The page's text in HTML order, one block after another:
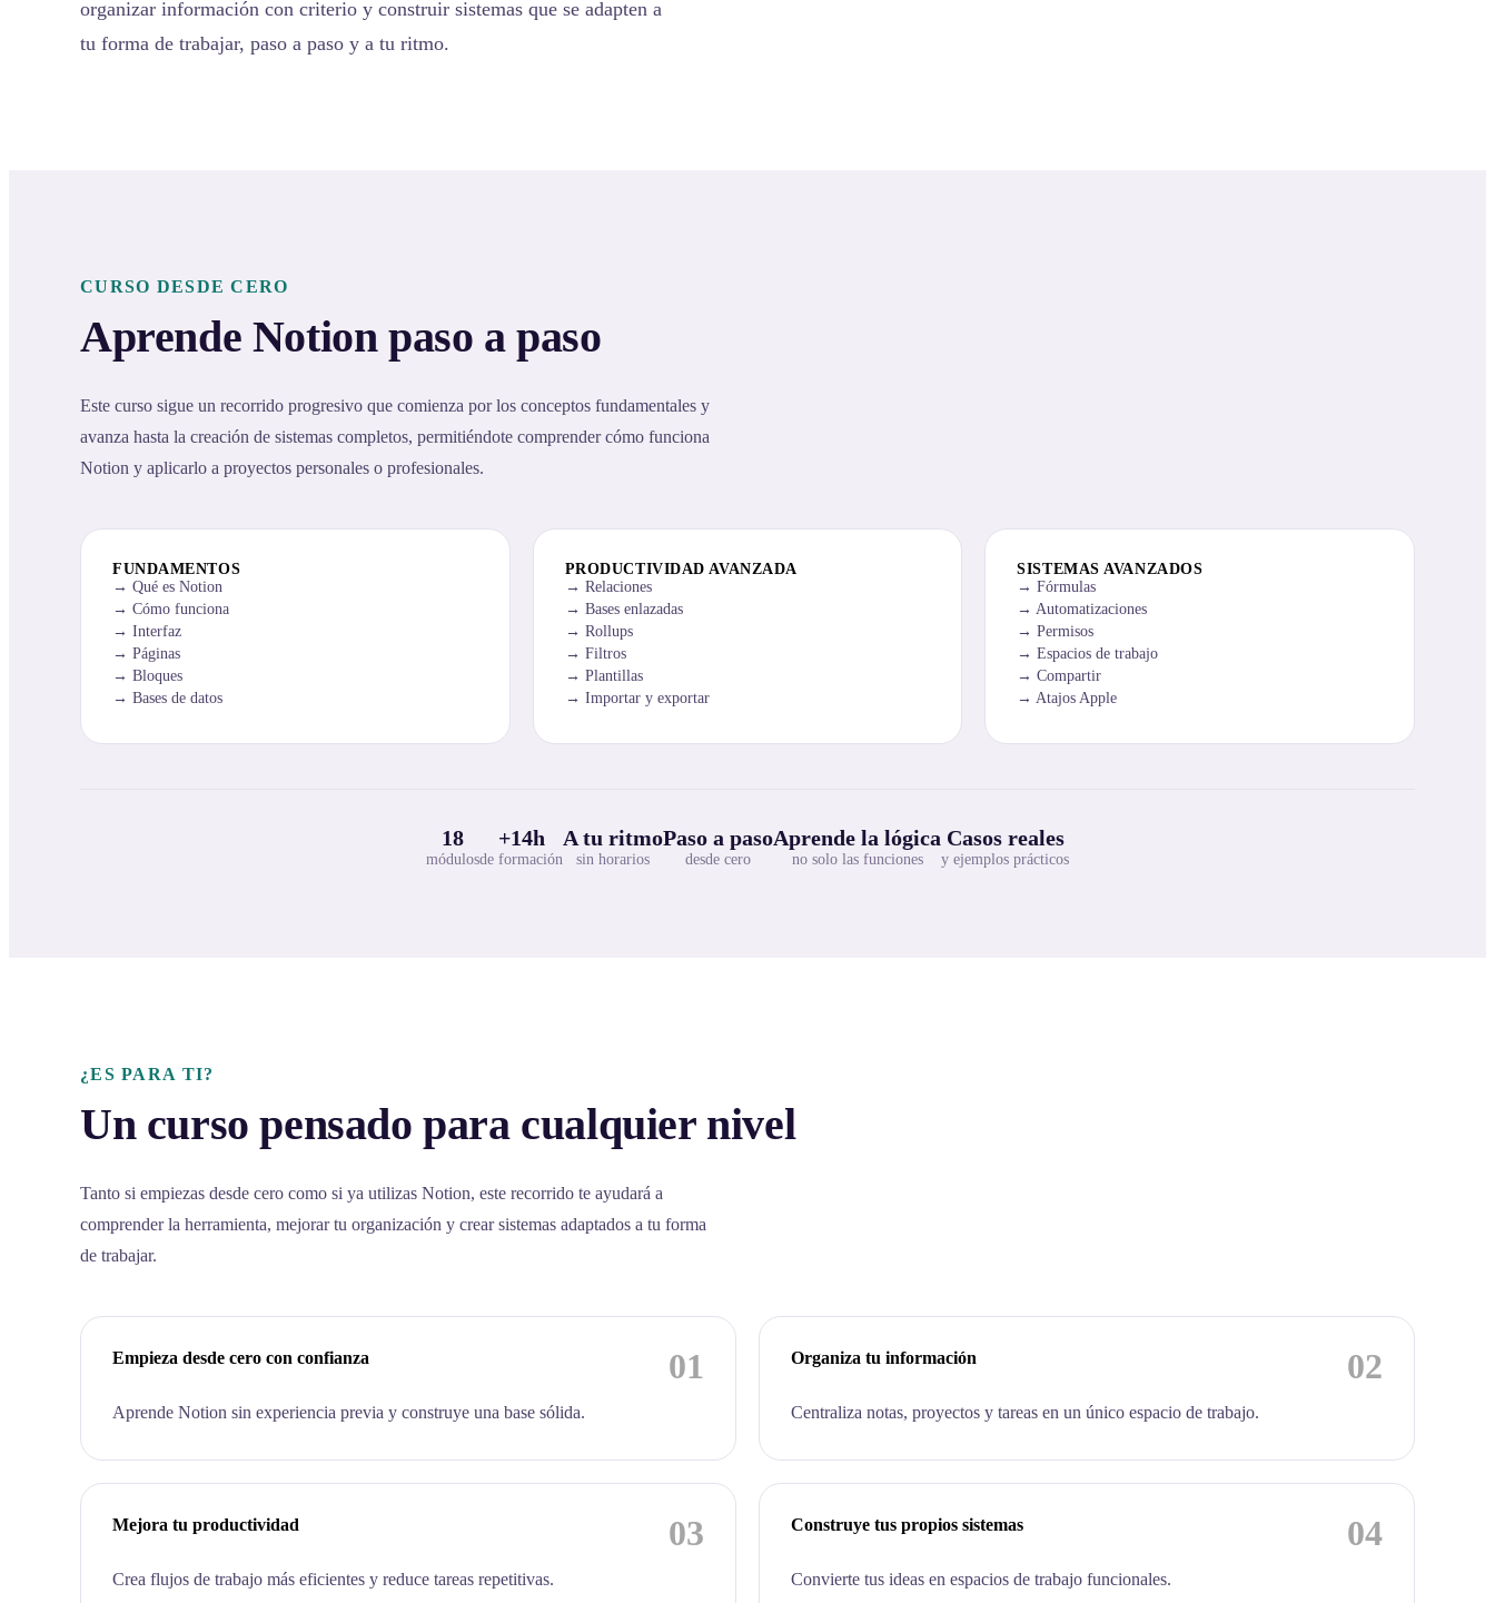
organizar información con criterio y construir sistemas que se adapten a
tu forma de trabajar, paso a paso y a tu ritmo.
CURSO DESDE CERO
Aprende Notion paso a paso
Este curso sigue un recorrido progresivo que comienza por los conceptos fundamentales y
avanza hasta la creación de sistemas completos, permitiéndote comprender cómo funciona
Notion y aplicarlo a proyectos personales o profesionales.
FUNDAMENTOS
Qué es Notion
Cómo funciona
Interfaz
Páginas
Bloques
Bases de datos
PRODUCTIVIDAD AVANZADA
Relaciones
Bases enlazadas
Rollups
Filtros
Plantillas
Importar y exportar
SISTEMAS AVANZADOS
Fórmulas
Automatizaciones
Permisos
Espacios de trabajo
Compartir
Atajos Apple
18
módulos
+14h
de formación
A tu ritmo
sin horarios
Paso a paso
desde cero
Aprende la lógica
no solo las funciones
Casos reales
y ejemplos prácticos
¿ES PARA TI?
Un curso pensado para cualquier nivel
Tanto si empiezas desde cero como si ya utilizas Notion, este recorrido te ayudará a
comprender la herramienta, mejorar tu organización y crear sistemas adaptados a tu forma
de trabajar.
01
Empieza desde cero con confianza
Aprende Notion sin experiencia previa y construye una base sólida.
02
Organiza tu información
Centraliza notas, proyectos y tareas en un único espacio de trabajo.
03
Mejora tu productividad
Crea flujos de trabajo más eficientes y reduce tareas repetitivas.
04
Construye tus propios sistemas
Convierte tus ideas en espacios de trabajo funcionales.